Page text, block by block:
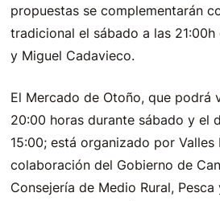
propuestas se complementarán
tradicional el sábado a las 21:00h
y Miguel Cadavieco.
El Mercado de Otoño, que podrá
20:00 horas durante sábado y el
15:00; está organizado por Valles
colaboración del Gobierno de
Consejería de Medio Rural,